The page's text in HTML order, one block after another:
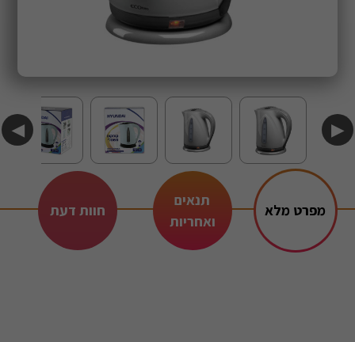
◀ ▶
מפרט מלא
תנאים
ואחריות
חוות דעת